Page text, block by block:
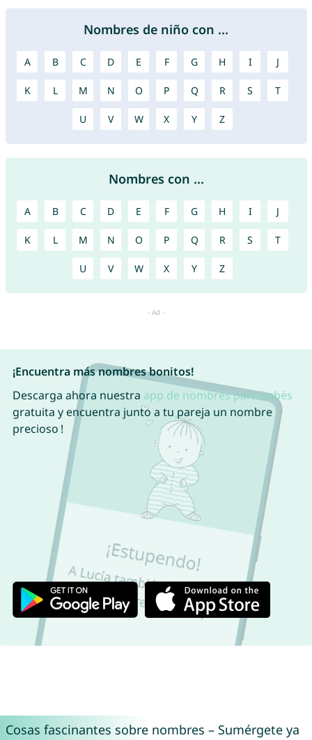
Nombres de niño con ...
A B C D E F G H I J
K L M N O P Q R S T
U V W X Y Z
Nombres con ...
A B C D E F G H I J
K L M N O P Q R S T
U V W X Y Z
¡Encuentra más nombres bonitos!
Descarga ahora nuestra app de nombres para bebés
gratuita y encuentra junto a tu pareja un nombre
precioso !
Cosas fascinantes sobre nombres – Sumérgete ya